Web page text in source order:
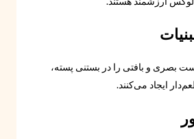
بصری و بافتی را در بستنی پسته،
ایجاد می‌کنند.